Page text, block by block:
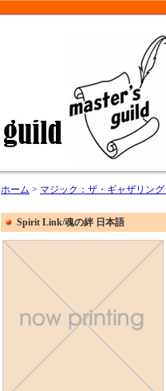
ホーム > マジック：ザ・ギャザリン
Spirit Link/魂の絆 日本語